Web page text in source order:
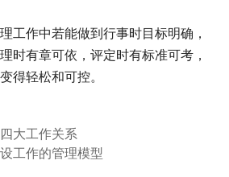
工作中若能做到行事时目标明确，
时有章可依，评定时有标准可考，
得轻松和可控。
大工作关系
工作的管理模型